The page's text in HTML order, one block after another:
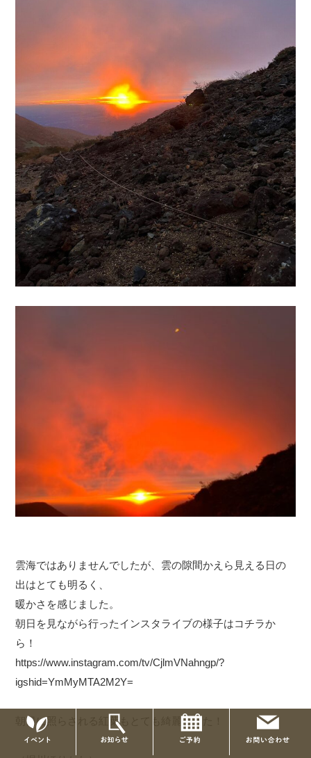
雲海ではありませんでしたが、雲の隙間かえら見える日の
出はとても明るく、
暖かさを感じました。
朝日を見ながら行ったインスタライブの様子はコチラか
ら！
https://www.instagram.com/tv/CjlmVNahngp/?
igshid=YmMyMTA2M2Y=
朝日に照らされる紅葉もとても綺麗でした！